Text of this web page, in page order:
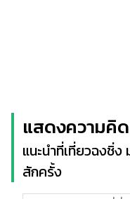
แสดงความคิ
แนะนำที่เที่ยวฉงชิ่
สักครั้ง